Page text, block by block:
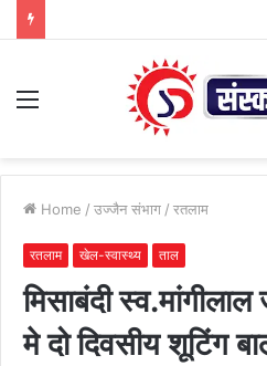
Menu
Home / उज्जैन संभाग / रतलाम
रतलाम खेल-स्वास्थ्य ताल
मिसाबंदी
मे दो दिवसीय शूटिंग